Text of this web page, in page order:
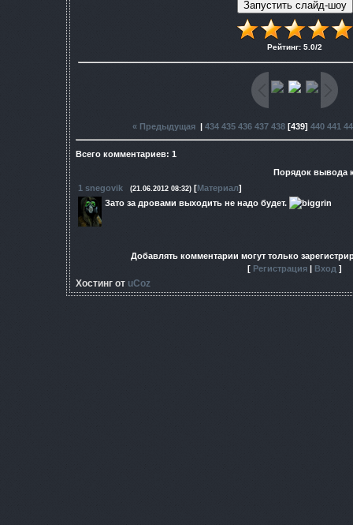
Рейтинг: 5.0/2
« Предыдущая| 434 435 436 437 438[439] 440 441
Всего комментариев: 1
Порядок вывода
1 snegovik (21.06.2012 08:32) [Материал]
Зато за дровами выходить не надо будет.
Добавлять комментарии могут только
[ Регистрация Вход ]
Хостинг от uCoz